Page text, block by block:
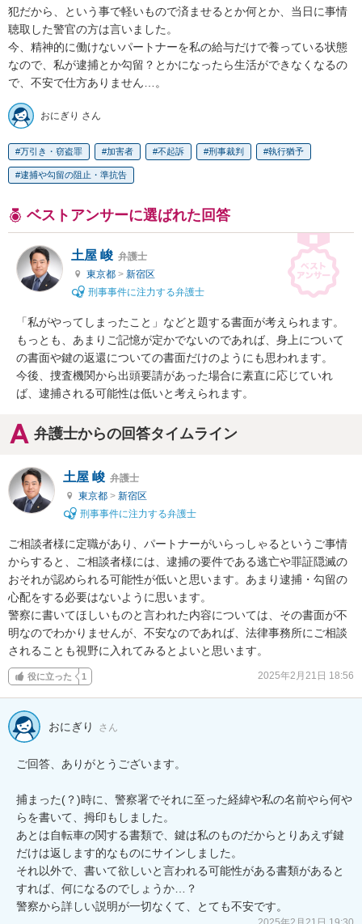
犯だから、という事で軽いもので済ませるとか何とか、当日に事情
聴取した警官の方は言いました。
今、精神的に働けないパートナーを私の給与だけで養っている状態
なので、私が逮捕とか勾留？とかになったら生活ができなくなるの
で、不安で仕方ありません…。
おにぎり さん
万引き・窃盗罪 加害者 不起訴 刑事裁判 執行猶予
逮捕や勾留の阻止・準抗告
ベストアンサーに選ばれた回答
土屋 峻 弁護士
東京都 > 新宿区
刑事事件に注力する弁護士
「私がやってしまったこと」などと題する書面が考えられます。
もっとも、あまりご記憶が定かでないのであれば、身上について
の書面や鍵の返還についての書面だけのようにも思われます。
今後、捜査機関から出頭要請があった場合に素直に応じていれ
ば、逮捕される可能性は低いと考えられます。
弁護士からの回答タイムライン
土屋 峻 弁護士
東京都 > 新宿区
刑事事件に注力する弁護士
ご相談者様に定職があり、パートナーがいらっしゃるというご事情
からすると、ご相談者様には、逮捕の要件である逃亡や罪証隠滅の
おそれが認められる可能性が低いと思います。あまり逮捕・勾留の
心配をする必要はないように思います。
警察に書いてほしいものと言われた内容については、その書面が不
明なのでわかりませんが、不安なのであれば、法律事務所にご相談
されることも視野に入れてみるとよいと思います。
役に立った 1 2025年2月21日 18:56
おにぎり さん
ご回答、ありがとうございます。
捕まった(？)時に、警察署でそれに至った経緯や私の名前やら何や
らを書いて、拇印もしました。
あとは自転車の関する書類で、鍵は私のものだからとりあえず鍵
だけは返します的なものにサインしました。
それ以外で、書いて欲しいと言われる可能性がある書類があると
すれば、何になるのでしょうか…？
警察から詳しい説明が一切なくて、とても不安です。